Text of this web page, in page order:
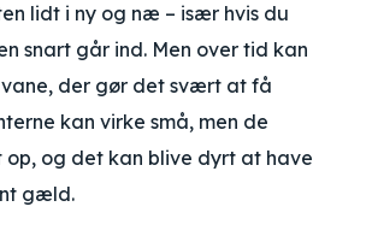
lidt i ny og næ – især hvis du
snart går ind. Men over tid kan
der gør det svært at få
kan virke små, men de
op, og det kan blive dyrt at have
gæld.